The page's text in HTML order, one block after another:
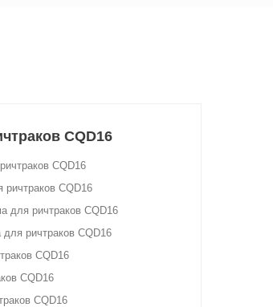
CQD16
CQD16
ричтраков CQD16
для ричтраков CQD16
для ричтраков CQD16
CQD16
CQD16
CQD16